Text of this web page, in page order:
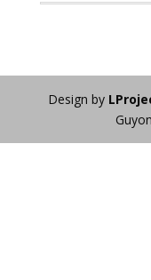
Design by